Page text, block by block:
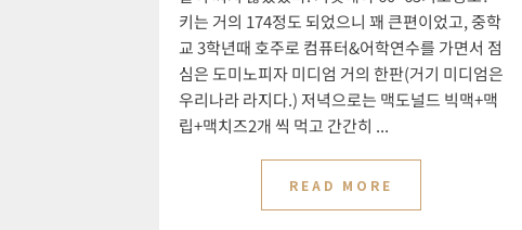
키는 거의 174정도 되었으니 꽤 큰편이었고, 중학
교 3학년때 호주로 컴퓨터&어학연수를 가면서 점
심은 도미노피자 미디엄 거의 한판(거기 미디엄은
우리나라 라지다.) 저녁으로는 맥도널드 빅맥+맥
립+맥치즈2개 씩 먹고 간간히 ...
READ MORE